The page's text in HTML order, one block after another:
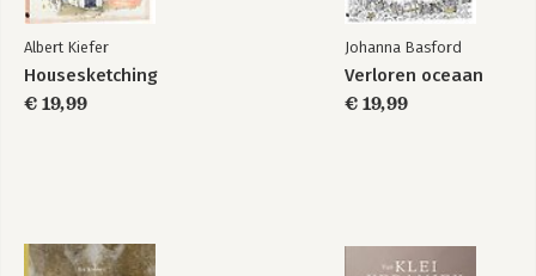
Albert Kiefer
Housesketching
€ 19,99
Johanna Basford
Verloren oceaan
€ 19,99